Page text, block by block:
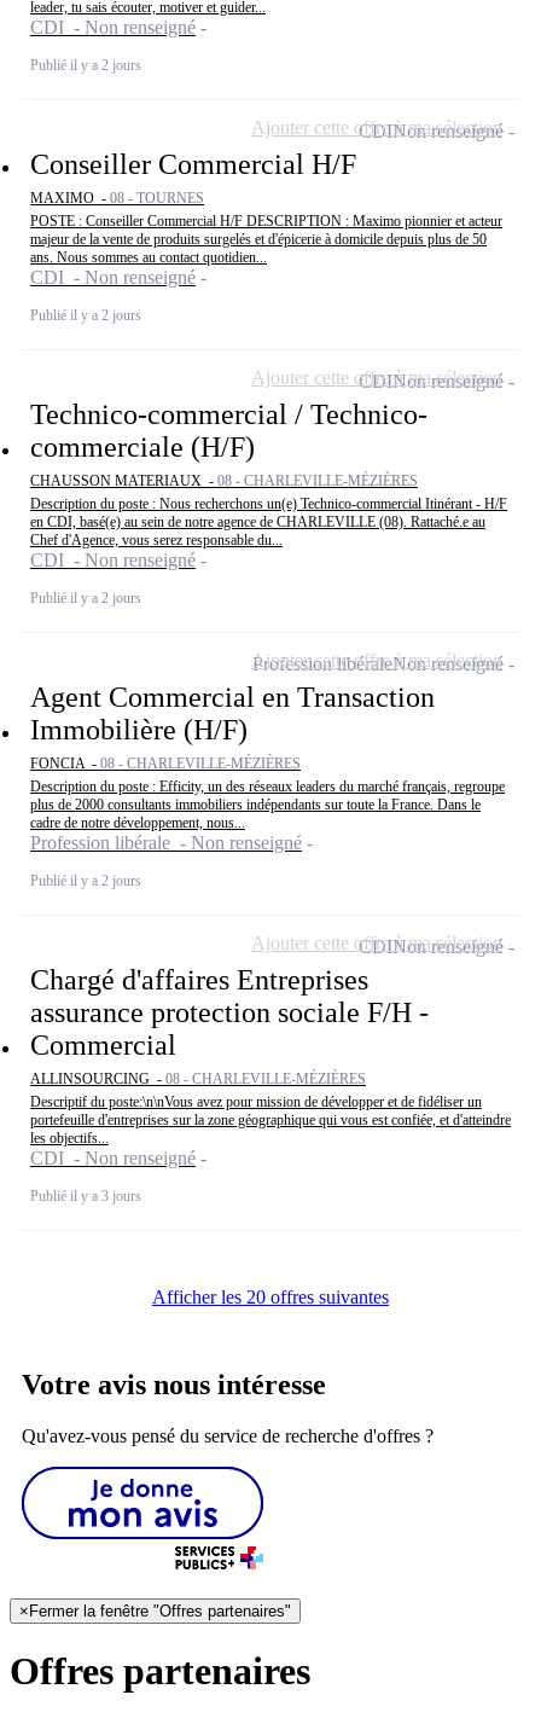
leader, tu sais écouter, motiver et guider...
CDI - Non renseigné
Publié il y a 2 jours
Conseiller Commercial H/F
MAXIMO - 08 - TOURNES
POSTE : Conseiller Commercial H/F DESCRIPTION : Maximo pionnier et acteur
majeur de la vente de produits surgelés et d'épicerie à domicile depuis plus de 50
ans. Nous sommes au contact quotidien...
CDI - Non renseigné
Publié il y a 2 jours
CDINon renseigné
Ajouter cette offre à ma sélection
Technico-commercial / Technico-
commerciale (H/F)
CHAUSSON MATERIAUX - 08 - CHARLEVILLE-MÉZIÈRES
Description du poste : Nous recherchons un(e) Technico-commercial Itinérant - H/F
en CDI, basé(e) au sein de notre agence de CHARLEVILLE (08). Rattaché.e au
Chef d'Agence, vous serez responsable du...
CDI - Non renseigné
Publié il y a 2 jours
CDINon renseigné
Ajouter cette offre à ma sélection
Agent Commercial en Transaction
Immobilière (H/F)
FONCIA - 08 - CHARLEVILLE-MÉZIÈRES
Description du poste : Efficity, un des réseaux leaders du marché français, regroupe
plus de 2000 consultants immobiliers indépendants sur toute la France. Dans le
cadre de notre développement, nous...
Profession libérale - Non renseigné
Publié il y a 2 jours
Profession libéraleNon renseigné
Ajouter cette offre à ma sélection
Chargé d'affaires Entreprises
assurance protection sociale F/H -
Commercial
ALLINSOURCING - 08 - CHARLEVILLE-MÉZIÈRES
Descriptif du poste:\n\nVous avez pour mission de développer et de fidéliser un
portefeuille d'entreprises sur la zone géographique qui vous est confiée, et d'atteindre
les objectifs...
CDI - Non renseigné
Publié il y a 3 jours
CDINon renseigné
Ajouter cette offre à ma sélection
Afficher les 20 offres suivantes
Votre avis nous intéresse
Qu'avez-vous pensé du service de recherche d'offres ?
×Fermer la fenêtre "Offres partenaires"
Offres partenaires